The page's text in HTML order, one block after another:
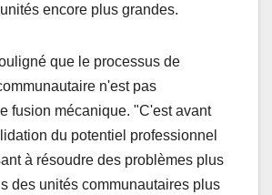
encore plus grandes.
que le processus de
n'est pas
fusion mécanique. "C'est avant
du potentiel professionnel
à résoudre des problèmes plus
des unités communautaires plus